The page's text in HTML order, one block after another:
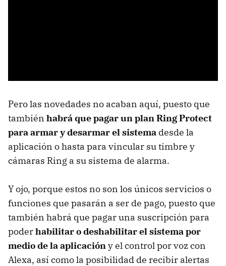
Pero las novedades no acaban aquí, puesto que
también habrá que pagar un plan Ring Protect
para armar y desarmar el sistema desde la
aplicación o hasta para vincular su timbre y
cámaras Ring a su sistema de alarma.
Y ojo, porque estos no son los únicos servicios o
funciones que pasarán a ser de pago, puesto que
también habrá que pagar una suscripción para
poderhabilitar o deshabilitar el sistema por
medio de la aplicacióny el control por voz con
Alexa, así como la posibilidad de recibir alertas